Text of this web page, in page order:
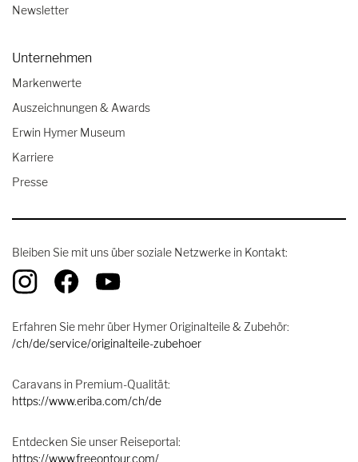
Newsletter
Unternehmen
Markenwerte
Auszeichnungen & Awards
Erwin Hymer Museum
Karriere
Presse
Bleiben Sie mit uns über soziale Netzwerke in Kontakt:
Erfahren Sie mehr über Hymer Originalteile & Zubehör:
/ch/de/service/originalteile-zubehoer
Caravans in Premium-Qualität:
https://www.eriba.com/ch/de
Entdecken Sie unser Reiseportal:
https://www.freeontour.com/